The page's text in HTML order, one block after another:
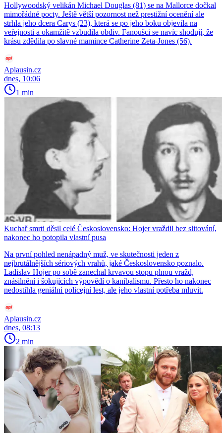
Hollywoodský velikán Michael Douglas (81) se na Mallorce dočkal
mimořádné pocty. Ještě větší pozornost než prestižní ocenění ale
strhla jeho dcera Carys (23), která se po jeho boku objevila na
veřejnosti a okamžitě vzbudila obdiv. Fanoušci se navíc shodují, že
krásu zdědila po slavné mamince Catherine Zeta-Jones (56).
Aplausin.cz
dnes, 10:06
1 min
Kuchař smrti děsil celé Československo: Hojer vraždil bez slitování,
nakonec ho potopila vlastní pusa
Na první pohled nenápadný muž, ve skutečnosti jeden z
nejbrutálnějších sériových vrahů, jaké Československo poznalo.
Ladislav Hojer po sobě zanechal krvavou stopu plnou vražd,
znásilnění i šokujících výpovědí o kanibalismu. Přesto ho nakonec
nedostihla geniální policejní lest, ale jeho vlastní potřeba mluvit.
Aplausin.cz
dnes, 08:13
2 min